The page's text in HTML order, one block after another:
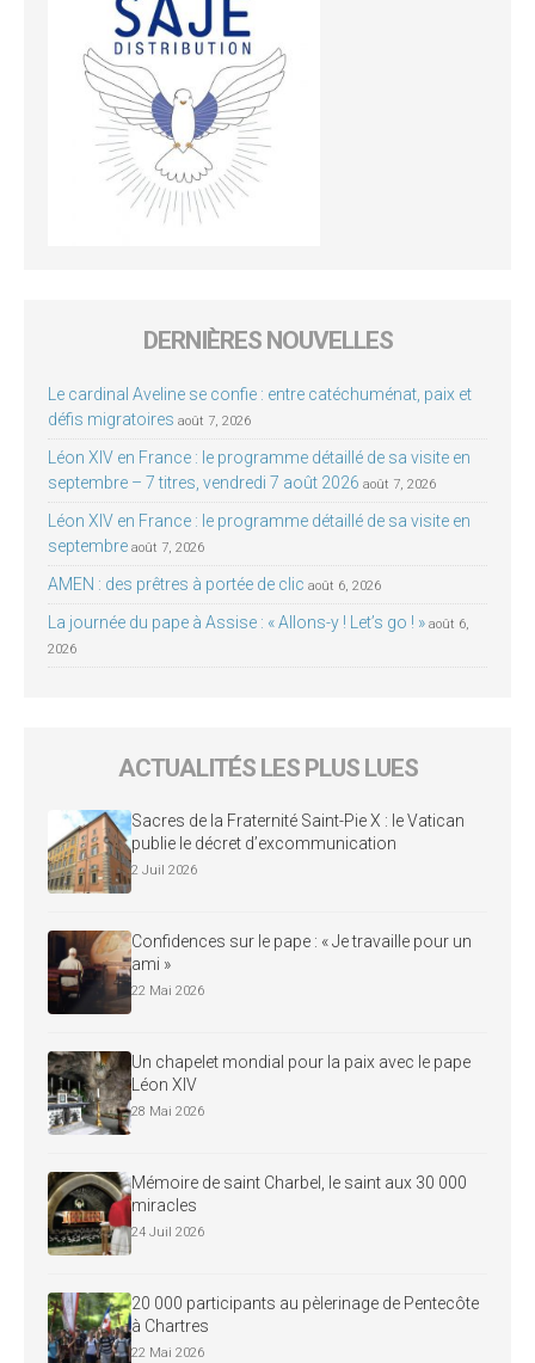
DERNIÈRES NOUVELLES
Le cardinal Aveline se confie : entre catéchuménat, paix et
défis migratoires août 7, 2026
Léon XIV en France : le programme détaillé de sa visite en
septembre – 7 titres, vendredi 7 août 2026 août 7, 2026
Léon XIV en France : le programme détaillé de sa visite en
septembre août 7, 2026
AMEN : des prêtres à portée de clic août 6, 2026
La journée du pape à Assise : « Allons-y ! Let’s go ! » août 6,
2026
ACTUALITÉS LES PLUS LUES
Sacres de la Fraternité Saint-Pie X : le Vatican
publie le décret d’excommunication
2 Juil 2026
Confidences sur le pape : « Je travaille pour un
ami »
22 Mai 2026
Un chapelet mondial pour la paix avec le pape
Léon XIV
28 Mai 2026
Mémoire de saint Charbel, le saint aux 30 000
miracles
24 Juil 2026
20 000 participants au pèlerinage de Pentecôte
à Chartres
22 Mai 2026